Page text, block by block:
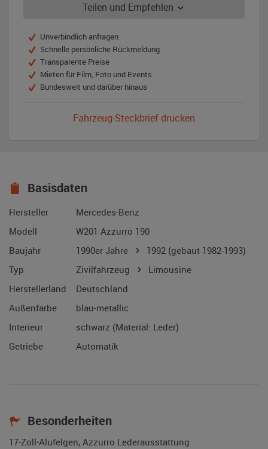
Teilen und Empfehlen
Unverbindlich anfragen
Schnelle persönliche Rückmeldung
Transparente Preise
Mieten für Film, Foto und Events
Bundesweit und darüber hinaus
Fahrzeug-Steckbrief drucken
Basisdaten
Hersteller
Mercedes-Benz
Modell
W201 Azzurro 190
Baujahr
1990er Jahre 1992 (gebaut 1982-1993)
Typ
Zivilfahrzeug
Limousine
Herstellerland
Deutschland
Außenfarbe
blau-metallic
Interieur
schwarz (Material: Leder)
Getriebe
Automatik
Besonderheiten
17-Zoll-Alufelgen, Azzurro Lederausstattung